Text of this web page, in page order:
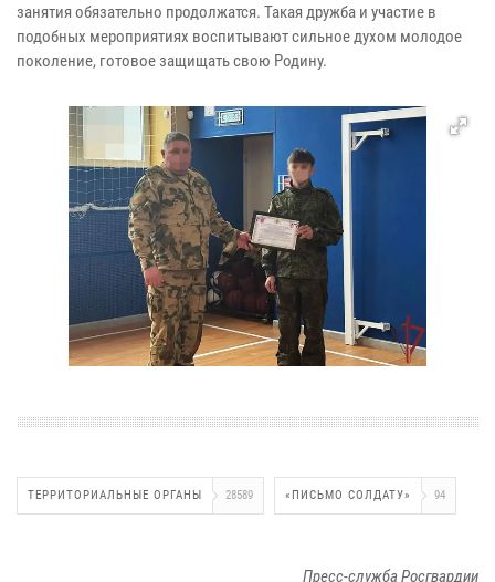
занятия обязательно продолжатся. Такая дружба и участие в
подобных мероприятиях воспитывают сильное духом молодое
поколение, готовое защищать свою Родину.
ТЕРРИТОРИАЛЬНЫЕ ОРГАНЫ 28589 «ПИСЬМО СОЛДАТУ» 94
Пресс-служба Росгвардии